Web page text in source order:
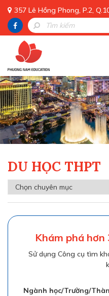
357 Lê Hồng Phong, P.2,
DU HỌC THPT
Khám phá hơn
Sử dụng Công cụ tìm
Ngành học/Trường/